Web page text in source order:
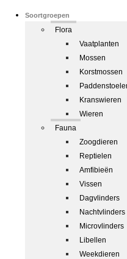
Soortgroepen
Flora
Vaatplanten
Mossen
Korstmossen
Kranswieren
Wieren
Fauna
Zoogdieren
Reptielen
Amfibieën
Vissen
Dagvlinders
Nachtvlinders
Microvlinders
Libellen
Weekdieren